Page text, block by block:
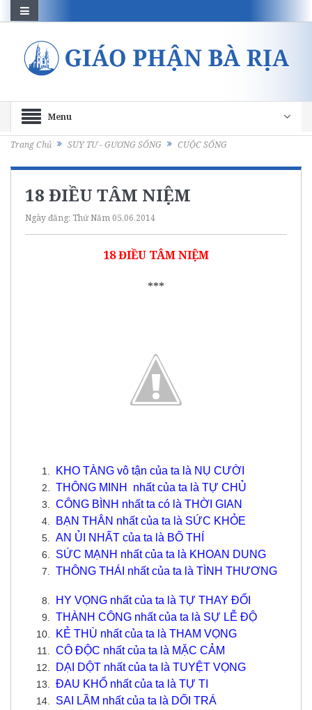
Menu
Trang Chủ SUY TƯ - GƯƠNG SỐNG CUỘC SỐNG
18 ĐIỀU TÂM NIỆM
Ngày đăng: Thứ Năm 05.06.2014
18 ĐIỀU TÂM NIỆM
***
KHO TÀNG vô tận của ta là NỤ CƯỜI
THÔNG MINH nhất của ta là TỰ CHỦ
CÔNG BÌNH nhất ta có là THỜI GIAN
BẠN THÂN nhất của ta là SỨC KHỎE
AN ỦI NHẤT của ta là BỐ THÍ
SỨC MẠNH nhất của ta là KHOAN DUNG
THÔNG THÁI nhất của ta là TÌNH THƯƠNG
HY VỌNG nhất của ta là TỰ THAY ĐỔI
THÀNH CÔNG nhất của ta là SỰ LỄ ĐỘ
KẺ THÙ nhất của ta là THAM VỌNG
CÔ ĐỘC nhất của ta là MẶC CẢM
DẠI DỘT nhất của ta là TUYỆT VỌNG
ĐAU KHỔ nhất của ta là TỰ TI
SAI LẦM nhất của ta là DỐI TRÁ